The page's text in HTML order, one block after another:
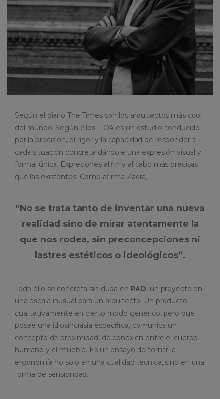
Según el diario The Times son los arquitectos más cool
del mundo. Según ellos, FOA es un estudio conducido
por la precisión, el rigor y la capacidad de responder a
cada situación concreta dándole una expresión visual y
formal única. Expresiones al fin y al cabo más precisas
que las existentes. Como afirma Zaera,
“No se trata tanto de inventar una nueva
realidad sino de mirar atentamente la
que nos rodea, sin preconcepciones ni
lastres estéticos o ideológicos”.
Todo ello se concreta sin duda en PAD, un proyecto en
una escala inusual para un arquitecto. Un producto
cualitativamente en cierto modo genérico, pero que
posee una idiosincrasia específica, comunica un
concepto de proximidad, de conexión entre el cuerpo
humano y el mueble. Es un ensayo de tornar la
ergonomía no solo en una cualidad técnica, sino en una
forma de sensibilidad.